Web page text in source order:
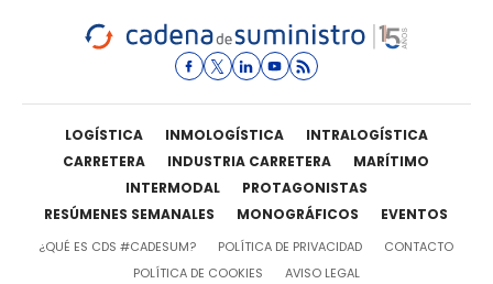
LOGÍSTICA INMOLOGÍSTICA
INTRALOGÍSTICA
CARRETERA
INDUSTRIA CARRETERA
MARÍTIMO
INTERMODAL
PROTAGONISTAS
RESÚMENES SEMANALES
MONOGRÁFICOS EVENTOS
¿QUÉ ES CDS #CADESUM? POLÍTICA DE PRIVACIDAD
CONTACTO
POLÍTICA DE COOKIES
AVISO LEGAL